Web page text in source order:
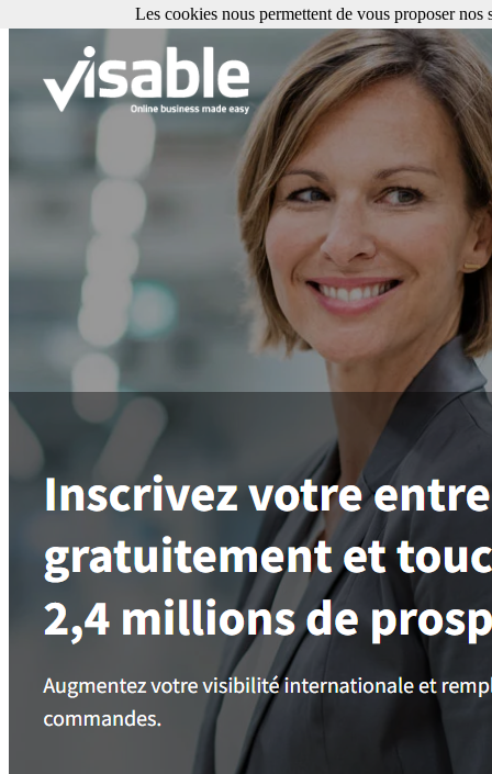
Les cookies nous permettent de vous proposer